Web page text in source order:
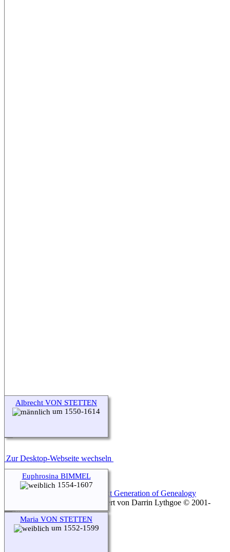
Albrecht VON STETTEN
um 1550-1614
Euphrosina BIMMEL
1554-1607
Maria VON STETTEN
um 1552-1599
Zur Desktop-Webseite wechseln
The Next Generation of Genealogy
v. 12.1, programmiert von Darrin Lythgoe © 2001-
2026.
Betreut vonFrank Leiprecht.